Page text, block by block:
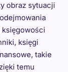
obraz sytuacji
księgowości
księgi
takie
temu